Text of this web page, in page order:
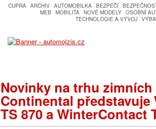
CUPRA ARCHIV AUTOMOBILKA BEZPEČÍ
MEB
MOBILITA NOVÉ MODELY OSOBNÍ
TECHNOLOGIE A VÝVOJ
Novinky na trhu
Continental představuje
TS 870 a WinterContact